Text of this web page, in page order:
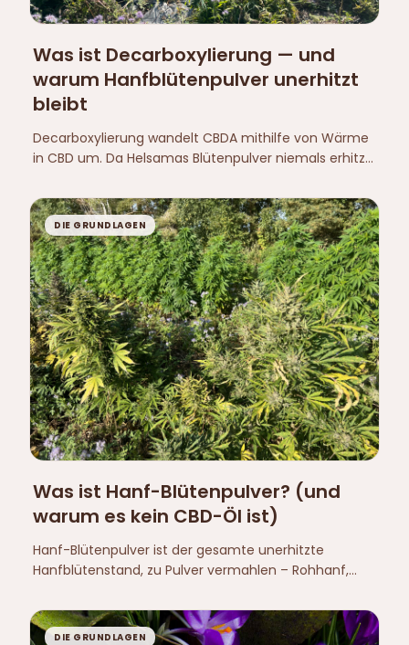
Was ist Decarboxylierung — und
warum Hanfblütenpulver unerhitzt
bleibt
Decarboxylierung wandelt CBDA mithilfe von Wärme
in CBD um. Da Helsamas Blütenpulver niemals erhitzt
Säureform erhalten.
DIE GRUNDLAGEN
Was ist Hanf-Blütenpulver? (und
warum es kein CBD-Öl ist)
Hanf-Blütenpulver ist der gesamte unerhitzte
Hanfblütenstand, zu Pulver vermahlen – Rohhanf,
reich, etwa halb Samen und halb Blüte, Gesamt-THC
unter 0,3 %.
DIE GRUNDLAGEN